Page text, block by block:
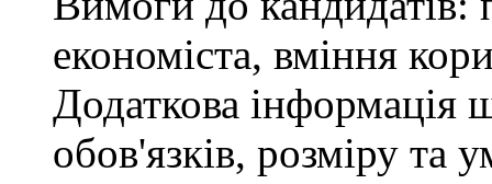
економіста, вміння
Додаткова інформація
обов'язків, розміру та